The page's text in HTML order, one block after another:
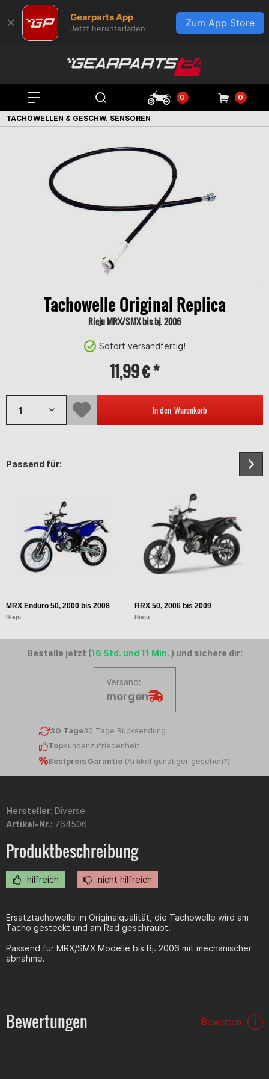
✕ Gearparts App
Jetzt herunterladen Zum App Store
0 0
TACHOWELLEN & GESCHW. SENSOREN
Tachowelle Original Replica
Rieju MRX/SMX bis bj. 2006
Sofort versandfertig!
11,99 € *
In den Warenkorb
Passend für:
MRX Enduro 50, 2000 bis 2008
Rieju
RRX 50, 2006 bis 2009
Rieju
Bestelle jetzt (16 Std. und 11 Min. ) und sichere dir:
Versand:
morgen
30 Tage30 Tage Rücksendung
TopKundenzufriedenheit
Bestpreis Garantie (Artikel günstiger gesehen?)
Hersteller: Diverse
Artikel-Nr.: 764506
Produktbeschreibung
hilfreich nicht hilfreich
Ersatztachowelle im Originalqualität, die Tachowelle wird am
Tacho gesteckt und am Rad geschraubt.
Passend für MRX/SMX Modelle bis Bj. 2006 mit mechanischer
abnahme.
Bewertungen Bewerten